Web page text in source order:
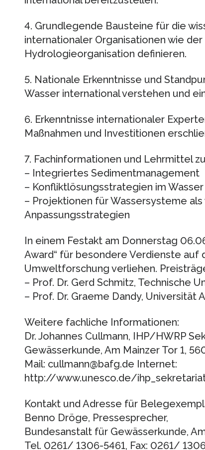
4. Grundlegende Bausteine für die
internationaler Organisationen wie
Hydrologieorganisation definieren.
5. Nationale Erkenntnisse und
Wasser international verstehen und
6. Erkenntnisse internationaler
Maßnahmen und Investitionen
7. Fachinformationen und Lehrmittel
– Integriertes Sedimentmanagement
– Konfliktlösungsstrategien im
– Projektionen für Wassersysteme
Anpassungsstrategien
In einem Festakt am Donnerstag
Award“ für besondere Verdienste auf
Umweltforschung verliehen.
– Prof. Dr. Gerd Schmitz, Technische
– Prof. Dr. Graeme Dandy, Universität
Weitere fachliche Informationen:
Dr. Johannes Cullmann, IHP/HWRP
Gewässerkunde, Am Mainzer Tor 1,
Mail: cullmann@bafg.de Internet:
http://www.unesco.de/
Kontakt und Adresse für
Benno Dröge, Pressesprecher,
Bundesanstalt für Gewässerkunde,
Tel. 0261/ 1306-5461, Fax: 0261/